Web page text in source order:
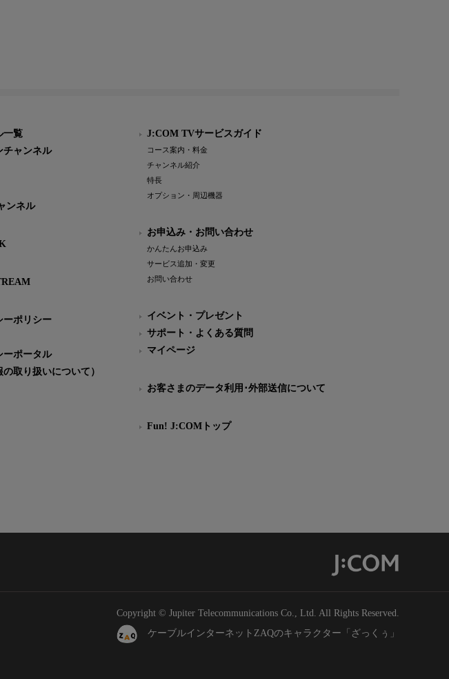
一覧
チャンネル
ンネル
ーポリシー
ーポータル
の取り扱いについて）
J:COM TVサービスガイド
コース案内・料金
チャンネル紹介
特長
オプション・周辺機器
お申込み・お問い合わせ
かんたんお申込み
サービス追加・変更
お問い合わせ
イベント・プレゼント
サポート・よくある質問
マイページ
お客さまのデータ利用･外部送信について
Fun! J:COMトップ
Copyright © Jupiter Telecommunications Co., Ltd. All Rights Reserved.
ケーブルインターネットZAQのキャラクター「ざっくぅ」